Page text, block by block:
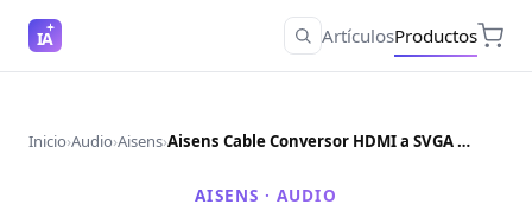
IA ArtículosProductos
Inicio›Audio›Aisens› Aisens Cable Conversor HDMI a SVGA y Audio 1m
AISENS ·AUDIO